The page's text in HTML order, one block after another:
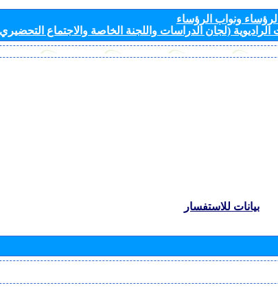
ونواب الرؤساء
الراديوية (لجان الدراسات واللجنة الخاصة والاجتماع
بيانات للاستفسار